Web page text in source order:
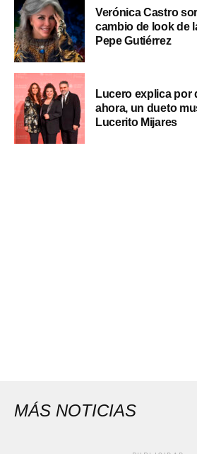
Verónica Castro
cambio de look de
Pepe Gutiérrez
Lucero explica por
ahora, un dueto
Lucerito Mijares
MÁS NOTICIAS